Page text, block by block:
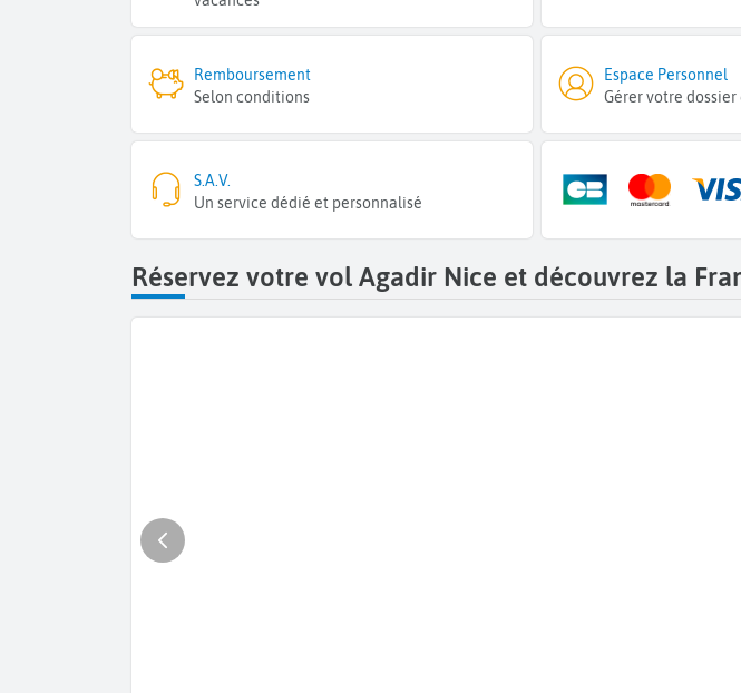
Remboursement
Selon conditions
Espace Personnel
Gérer votre dossier
S.A.V.
Un service dédié et personnalisé
Réservez votre vol Agadir Nice et découvrez la